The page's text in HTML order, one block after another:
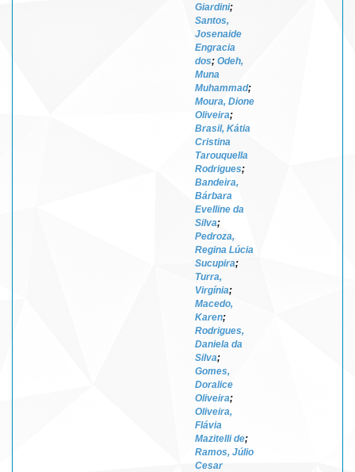
Giardini;
Santos,
Josenaide
Engracia
dos; Odeh,
Muna
Muhammad;
Moura, Dione
Oliveira;
Brasil, Kátia
Cristina
Tarouquella
Rodrigues;
Bandeira,
Bárbara
Evelline da
Silva;
Pedroza,
Regina Lúcia
Sucupira;
Turra,
Virgínia;
Macedo,
Karen;
Rodrigues,
Daniela da
Silva;
Gomes,
Doralice
Oliveira;
Oliveira,
Flávia
Mazitelli de;
Ramos, Júlio
Cesar